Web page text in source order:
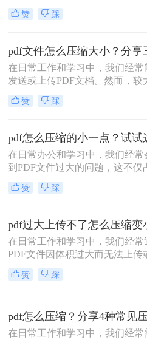
发送给他人的情况。然而，有时
文件过大，导致无法顺利上传或
本文将介绍两种解决PDF文件过
法上传的方法，帮助你轻松应对
问题。
赞 踩
在日常工作和学习中，我们经常
发送或上传PDF文档。然而，较
文件可能会导致传输缓慢或者无
足上传限制。那么pdf文件怎么压
缩方法，帮助你轻松减小文件大
赞 踩
在日常办公和学习中，我们经常
到PDF文件过大的问题，这不仅
了大量的存储空间，还影响了文
传输速度。那么pdf怎么压缩的小
绍三种实用的PDF压缩方法，帮
轻松将PDF文件压缩得更小。
赞 踩
在日常工作和学习中，我们经常
PDF文件因体积过大而无法上传
享的情况。那么pdf过大上传不了
压缩变小呢？为了帮助您轻松应
赞 踩
在日常工作和学习中，我们经常